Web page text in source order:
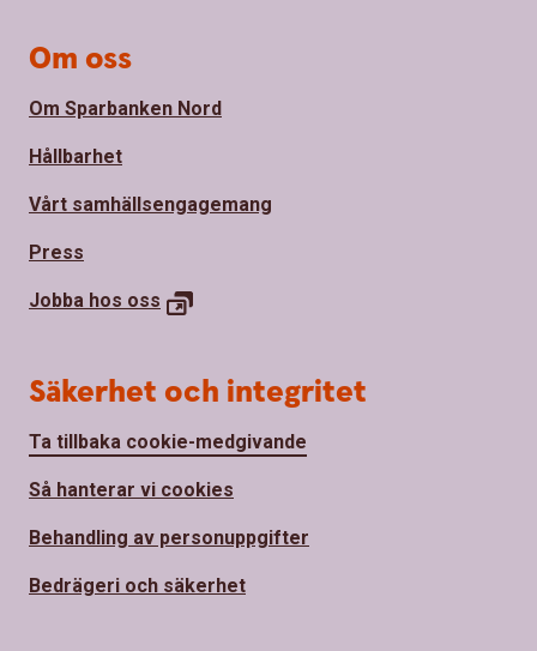
Om oss
Om Sparbanken Nord
Hållbarhet
Vårt samhällsengagemang
Press
Jobba hos oss
Säkerhet och integritet
Ta tillbaka cookie-medgivande
Så hanterar vi cookies
Behandling av personuppgifter
Bedrägeri och säkerhet